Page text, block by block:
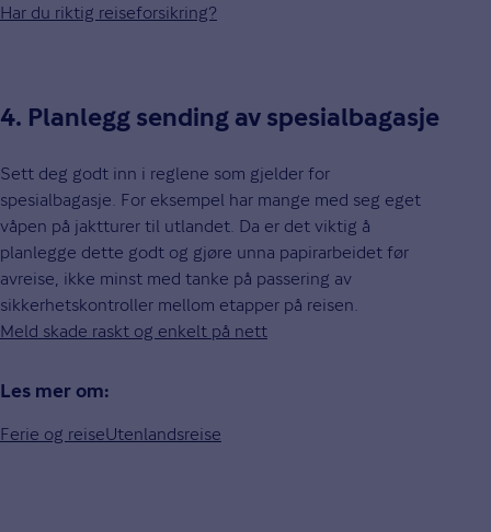
Har du riktig reiseforsikring?
4. Planlegg sending av spesialbagasje
Sett deg godt inn i reglene som gjelder for
spesialbagasje. For eksempel har mange med seg eget
våpen på jaktturer til utlandet. Da er det viktig å
planlegge dette godt og gjøre unna papirarbeidet før
avreise, ikke minst med tanke på passering av
sikkerhetskontroller mellom etapper på reisen.
Meld skade raskt og enkelt på nett
Les mer om:
Ferie og reiseUtenlandsreise